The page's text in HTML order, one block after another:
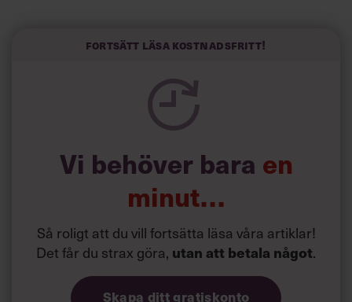
kompetenta och stå med båda fötterna på jorden. Hellre
spelevink i högklackat, är hur jag brukar sammanfatta de
önskningar som svenskarna för fram i undersökningar.”
Siri Wikander: ”Led som i
början av pandemin”
Fortsätt läsa kostnadsfritt!
Vi behöver bara en
minut…
Så roligt att du vill fortsätta läsa våra artiklar!
Det får du strax göra, utan att betala något.
Skapa ditt gratiskonto